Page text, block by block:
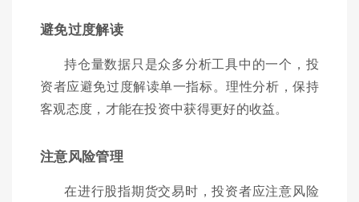
避免过度解读
持仓量数据只是众多分析工具中的一个，投
资者应避免过度解读单一指标。理性分析，保持
客观态度，才能在投资中获得更好的收益。
注意风险管理
在进行股指期货交易时，投资者应注意风险